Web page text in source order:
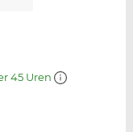
45 Uren